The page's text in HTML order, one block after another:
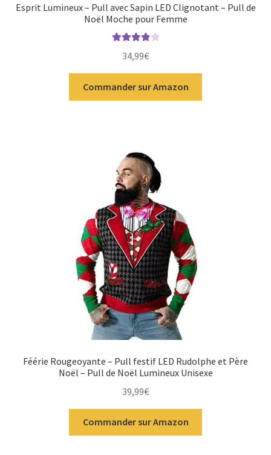
Esprit Lumineux – Pull avec Sapin LED Clignotant – Pull de
Noël Moche pour Femme
sur 5
34,99€
Commander sur Amazon
Féérie Rougeoyante – Pull festif LED Rudolphe et Père
Noël – Pull de Noël Lumineux Unisexe
39,99€
Commander sur Amazon